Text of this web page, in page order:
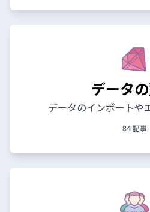
データ
データのインポートや
84 記事